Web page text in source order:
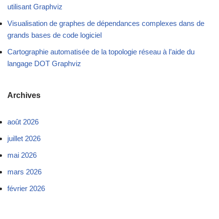
utilisant Graphviz
Visualisation de graphes de dépendances complexes dans de
grands bases de code logiciel
Cartographie automatisée de la topologie réseau à l’aide du
langage DOT Graphviz
Archives
août 2026
juillet 2026
mai 2026
mars 2026
février 2026